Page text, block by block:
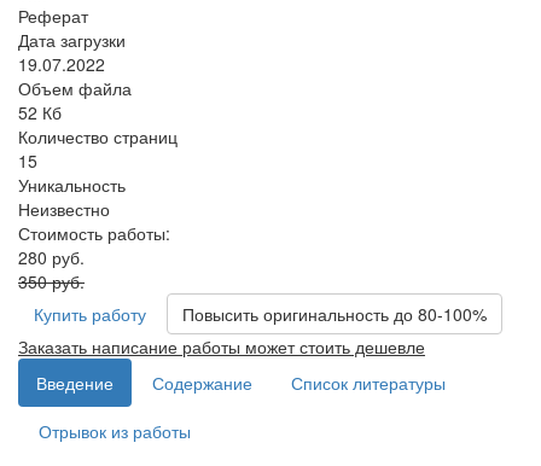
Реферат
Дата загрузки
19.07.2022
Объем файла
52 Кб
Количество страниц
15
Уникальность
Неизвестно
Стоимость работы:
280 руб.
350 руб.
Купить работу
Повысить оригинальность до 80-100%
Заказать написание работы может стоить дешевле
Введение
Содержание
Список литературы
Отрывок из работы